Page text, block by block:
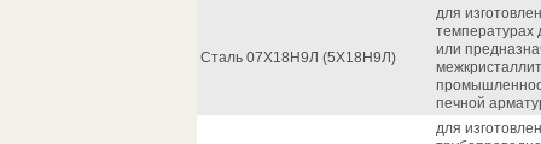
Сталь 07Х18Н9Л (5Х18Н9Л)
для
температурах
или
печной
для